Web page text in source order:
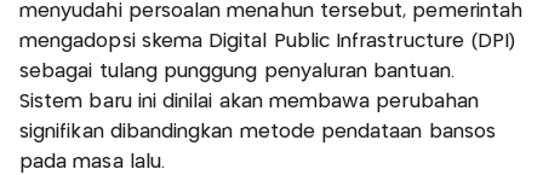
menyudahi persoalan menahun tersebut, pemerintah
mengadopsi skema Digital Public Infrastructure (DPI)
sebagai tulang punggung penyaluran bantuan.
Sistem baru ini dinilai akan membawa perubahan
signifikan dibandingkan metode pendataan bansos
pada masa lalu.